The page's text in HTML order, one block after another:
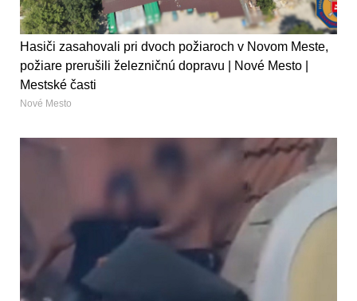
Hasiči zasahovali pri dvoch požiaroch v Novom Meste,
požiare prerušili železničnú dopravu | Nové Mesto |
Mestské časti
Nové Mesto